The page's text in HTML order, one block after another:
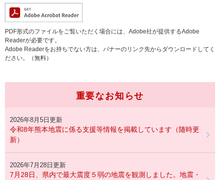
PDF形式のファイルをご覧いただく場合には、Adobe社が提供するAdobe
Readerが必要です。
Adobe Readerをお持ちでない方は、バナーのリンク先からダウンロードしてく
ださい。（無料）
重要なお知らせ
2026年8月5日更新
令和8年熊本地震に係る支援等情報を掲載しています（随時更
新）
2026年7月28日更新
7月28日、県内で最大震度５弱の地震を観測しました。地震・